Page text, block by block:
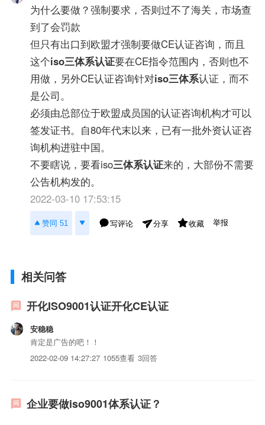
为什么要做？强制要求，否则过不了海关，市场查
到了会罚款
但只有出口到欧盟才强制要做CE认证咨询，而且
这个iso三体系认证要在CE指令范围内，否则也不
用做，另外CE认证咨询针对iso三体系认证，而不
是公司。
必须由总部位于欧盟成员国的认证咨询机构才可以
签发证书。自80年代末以来，已有一批外资认证咨
询机构进驻中国。
不要瞎说，要看iso三体系认证来的，大部份不需要
公告机构发的。
2022-03-10 17:53:15
赞同 51 写评论 分享 收藏 举报
相关问答
开化ISO9001认证开化CE认证
安稳稳
肯定是广告的吧！！
2022-02-09 14:27:27 1055查看 3回答
企业要做iso9001体系认证？